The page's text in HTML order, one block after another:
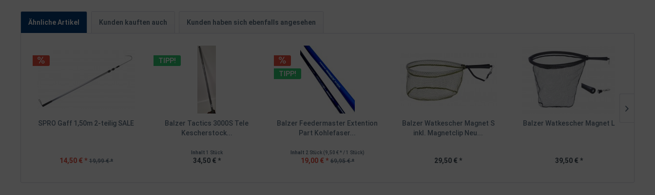
Ähnliche Artikel Kunden kauften auch Kunden haben sich ebenfalls angesehen
SPRO Gaff 1,50m 2-teilig SALE
14,50 € * 19,99 € *
TIPP!
Balzer Tactics 3000S Tele
Kescherstock...
Inhalt 1 Stück
34,50 € *
TIPP!
Balzer Feedermaster Extention
Part Kohlefaser...
Inhalt 2 Stück (9,50 € * / 1 Stück)
19,00 € * 69,95 € *
Balzer Watkescher Magnet S
inkl. Magnetclip Neu...
29,50 € *
Balzer Watkescher Magnet L
39,50 € *